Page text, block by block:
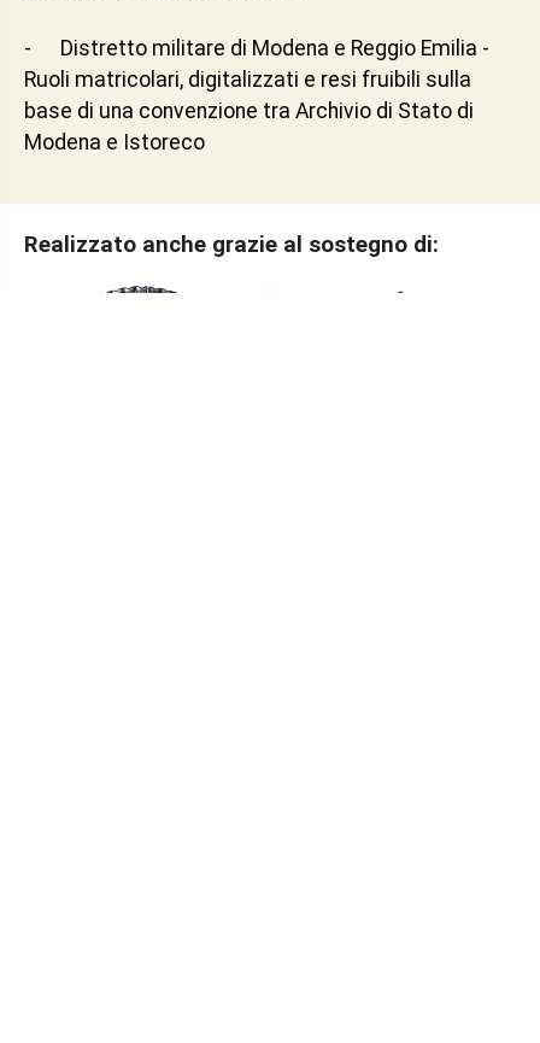
- Distretto militare di Modena e Reggio Emilia -
Ruoli matricolari, digitalizzati e resi fruibili sulla
base di una convenzione tra Archivio di Stato di
Modena e Istoreco
Realizzato anche grazie al sostegno di: